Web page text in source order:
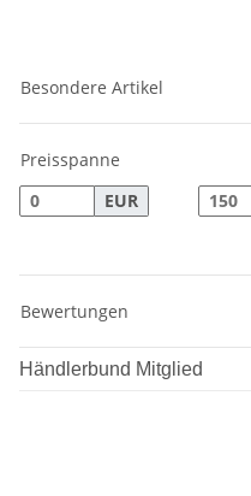
Besondere Artikel
Preisspanne
EUR
Bewertungen
Händlerbund Mitglied